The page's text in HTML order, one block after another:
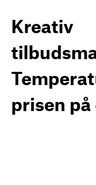
Kreativ
prisen